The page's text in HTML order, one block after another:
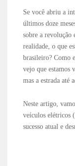
Se você abriu a
últimos doze
sobre a revolução
realidade, o que
brasileiro? Como
vejo que estamos
mas a estrada até
Neste artigo,
veículos elétricos
sucesso atual e